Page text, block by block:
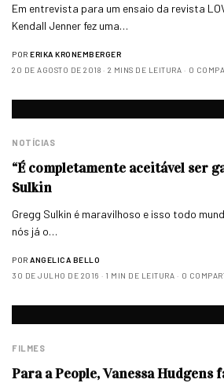
Em entrevista para um ensaio da revista
Kendall Jenner fez uma…
POR ERIKA KRONEMBERGER
20 DE AGOSTO DE 2018
2 MINS DE LEITURA 0
NOTÍCIAS
“É completamente aceitável ser
Sulkin
Gregg Sulkin é maravilhoso e isso todo
nós já o…
POR ANGELICA BELLO
30 DE JULHO DE 2016
1 MIN DE LEITURA 0
FILMES
Para a People, Vanessa